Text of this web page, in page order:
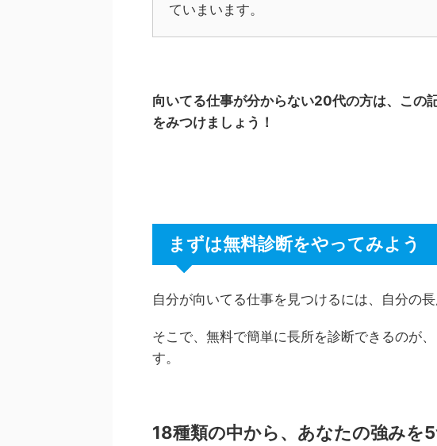
ていまいます。
向いてる仕事が分からない20代の方は、この
をみつけましょう！
まずは無料診断をやってみよう
自分が向いてる仕事を見つけるには、自分の
そこで、無料で簡単に長所を診断できるのが
す。
18種類の中から、あなたの強みを5